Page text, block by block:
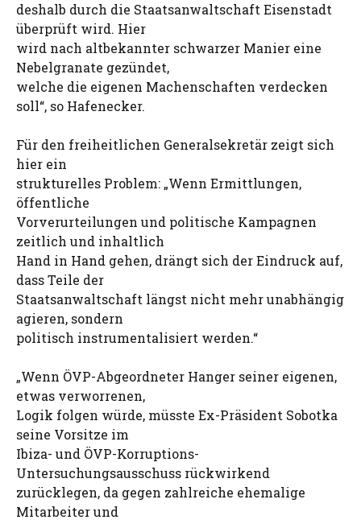
deshalb durch die Staatsanwaltschaft Eisenstadt
überprüft wird. Hier
wird nach altbekannter schwarzer Manier eine
Nebelgranate gezündet,
welche die eigenen Machenschaften verdecken
soll“, so Hafenecker.
Für den freiheitlichen Generalsekretär zeigt sich
hier ein
strukturelles Problem: „Wenn Ermittlungen,
öffentliche
Vorverurteilungen und politische Kampagnen
zeitlich und inhaltlich
Hand in Hand gehen, drängt sich der Eindruck auf,
dass Teile der
Staatsanwaltschaft längst nicht mehr unabhängig
agieren, sondern
politisch instrumentalisiert werden.“
„Wenn ÖVP-Abgeordneter Hanger seiner eigenen,
etwas verworrenen,
Logik folgen würde, müsste Ex-Präsident Sobotka
seine Vorsitze im
Ibiza- und ÖVP-Korruptions-
Untersuchungsausschuss rückwirkend
zurücklegen, da gegen zahlreiche ehemalige
Mitarbeiter und